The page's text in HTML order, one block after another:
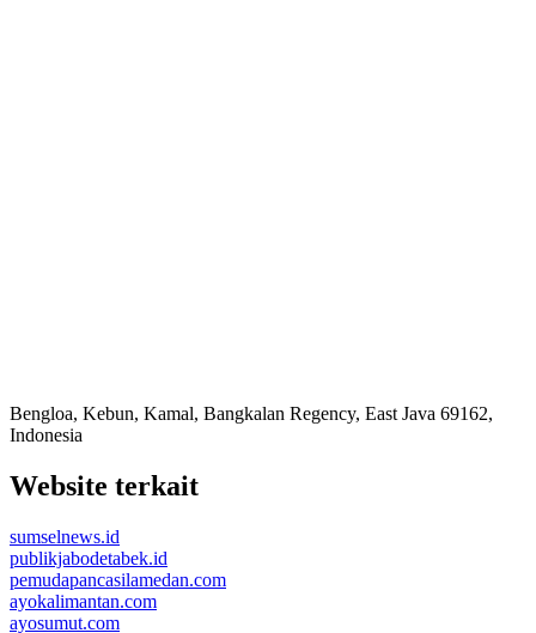
Bengloa, Kebun, Kamal, Bangkalan Regency, East Java 69162,
Indonesia
Website terkait
sumselnews.id
publikjabodetabek.id
pemudapancasilamedan.com
ayokalimantan.com
ayosumut.com